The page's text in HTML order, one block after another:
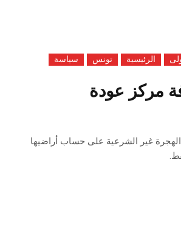
الرئيسية تونس سياسة
مركز عودة
غير الشرعية على حساب أراضيها